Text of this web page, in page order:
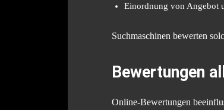
Einordnung von Angebot
Suchmaschinen bewerten
Bewertungen
Online-Bewertungen